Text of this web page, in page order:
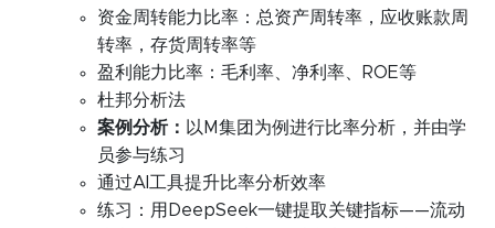
资金周转能力比率：总资产周转率，应收账款周
转率，存货周转率等
盈利能力比率：毛利率、净利率、ROE等
杜邦分析法
案例分析： 以M集团为例进行比率分析，并由学
员参与练习
通过AI工具提升比率分析效率
练习：用DeepSeek一键提取关键指标——流动